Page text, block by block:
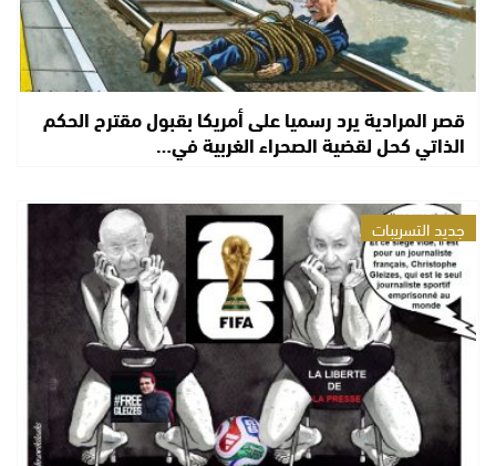
قصر المرادية يرد رسميا على أمريكا بقبول مقترح الحكم
الذاتي كحل لقضية الصحراء الغربية في…
جديد التسريبات